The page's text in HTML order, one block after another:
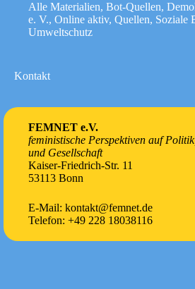
Richtlinie
(EU)
Alle Materialien, Bot-Quellen,
e. V., Online aktiv, Quellen, Soziale
Umweltschutz
Kontakt
FEMNET e.V.
feministische Perspektiven auf
und Gesellschaft
Kaiser-Friedrich-Str. 11
53113 Bonn
E-Mail: kontakt@femnet.de
Telefon: +49 228 18038116